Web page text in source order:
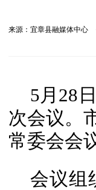
来源：宜章县融媒体中心
5月28
次会议。
常委会会
会议组